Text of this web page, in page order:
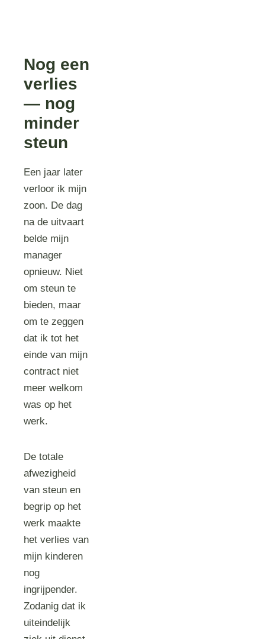
Nog een
verlies
— nog
minder
steun
Een jaar later
verloor ik mijn
zoon. De dag
na de uitvaart
belde mijn
manager
opnieuw. Niet
om steun te
bieden, maar
om te zeggen
dat ik tot het
einde van mijn
contract niet
meer welkom
was op het
werk.
De totale
afwezigheid
van steun en
begrip op het
werk maakte
het verlies van
mijn kinderen
nog
ingrijpender.
Zodanig dat ik
uiteindelijk